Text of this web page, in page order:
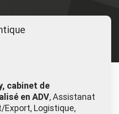
cabinet de
en ADV, Assistanat
Logistique,